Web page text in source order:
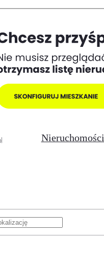
Nieruchomości